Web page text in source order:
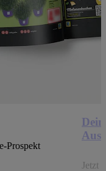
Prospekt
Jetzt